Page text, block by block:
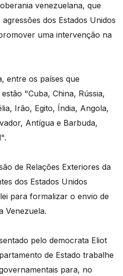
venezuelana, que
dos Estados Unidos
uma intervenção na
entre os países que
"Cuba, China, Rússia,
Irão, Egito, Índia, Angola,
Antígua e Barbuda,
de Relações Exteriores da
dos Estados Unidos
para formalizar o envio de
Venezuela.
pelo democrata Eliot
de Estado trabalhe
para, no